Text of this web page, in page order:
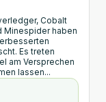
Cobalt
Minespider haben
Es treten
am Versprechen
lassen...